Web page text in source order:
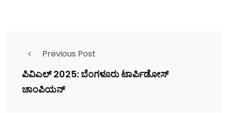
Previous Post
ಪಿವಿಎಲ್‌ 2025: ಬೆಂಗಳೂರು ಟಾರ್ಪಿಡೋಸ್‌
ಚಾಂಪಿಯನ್‌